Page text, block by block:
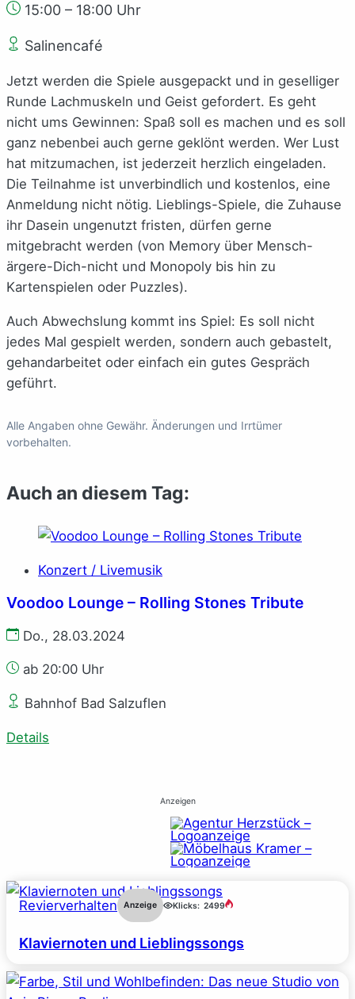
15:00 – 18:00 Uhr
Salinencafé
Jetzt werden die Spiele ausgepackt und in geselliger
Runde Lachmuskeln und Geist gefordert. Es geht
nicht ums Gewinnen: Spaß soll es machen und es soll
ganz nebenbei auch gerne geklönt werden. Wer Lust
hat mitzumachen, ist jederzeit herzlich eingeladen.
Die Teilnahme ist unverbindlich und kostenlos, eine
Anmeldung nicht nötig. Lieblings-Spiele, die Zuhause
ihr Dasein ungenutzt fristen, dürfen gerne
mitgebracht werden (von Memory über Mensch-
ärgere-Dich-nicht und Monopoly bis hin zu
Kartenspielen oder Puzzles).
Auch Abwechslung kommt ins Spiel: Es soll nicht
jedes Mal gespielt werden, sondern auch gebastelt,
gehandarbeitet oder einfach ein gutes Gespräch
geführt.
Alle Angaben ohne Gewähr. Änderungen und Irrtümer
vorbehalten.
Auch an diesem Tag:
Konzert / Livemusik
Voodoo Lounge – Rolling Stones Tribute
Do., 28.03.2024
ab 20:00 Uhr
Bahnhof Bad Salzuflen
Details
Anzeigen
Revierverhalten Anzeige Klicks: 2499
Klaviernoten und Lieblingssongs